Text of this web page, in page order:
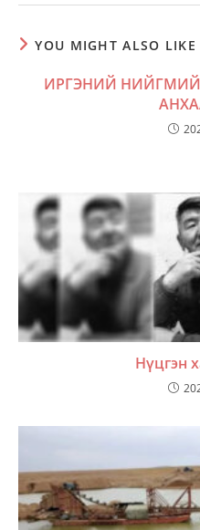
YOU MIGHT ALSO LIKE
ИРГЭНИЙ
Нүцгэн